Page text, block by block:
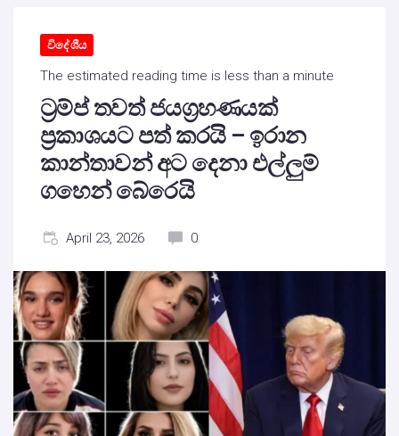
විදේශීය
The estimated reading time is less than a minute
ට්‍රම්ප් තවත් ජයග්‍රහණයක්
ප්‍රකාශයට පත් කරයි – ඉරාන
කාන්තාවන් අට දෙනා එල්ලුම්
ගහෙන් බේරෙයි
April 23, 2026 0